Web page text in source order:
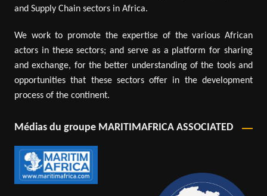
and Supply Chain sectors in Africa.
We work to promote the expertise of the various African
actors in these sectors; and serve as a platform for sharing
and exchange, for the better understanding of the tools and
opportunities that these sectors offer in the development
process of the continent.
Médias du groupe MARITIMAFRICA ASSOCIATED